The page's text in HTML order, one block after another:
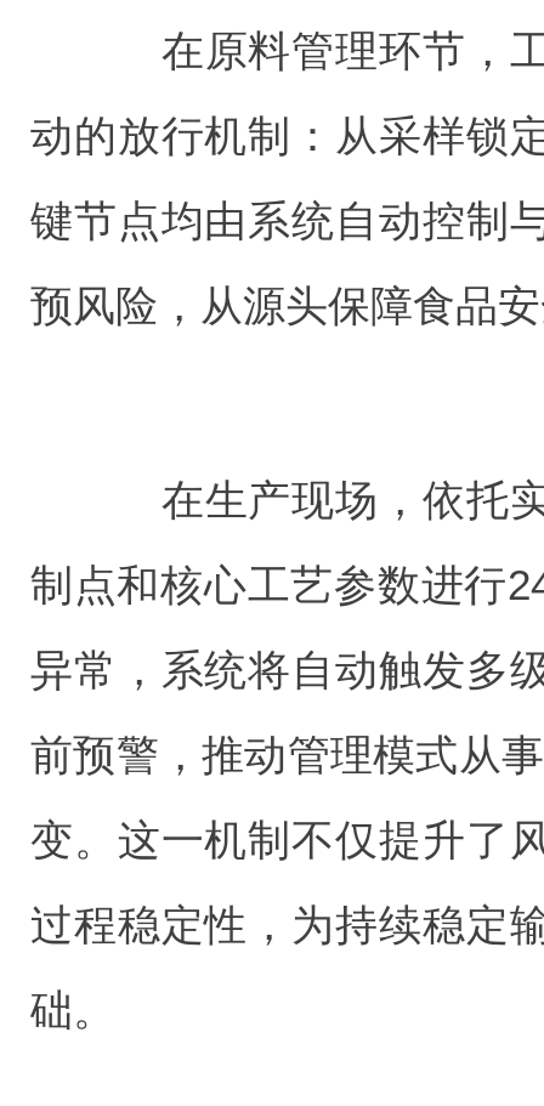
在原料管理环节，工
动的放行机制：从采样锁
键节点均由系统自动控制
预风险，从源头保障食品
在生产现场，依托实
制点和核心工艺参数进行
异常，系统将自动触发多
前预警，推动管理模式从
变。这一机制不仅提升了
过程稳定性，为持续稳定
础。